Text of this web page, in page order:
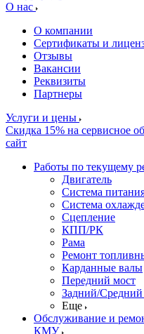
О нас
О компании
Сертификаты и
Отзывы
Вакансии
Реквизиты
Партнеры
Услуги и цены
Скидка 15% на сервисное
сайт
Работы по текущему
Двигатель
Система
Система
Сцепление
КПП/РК
Рама
Ремонт
Карданные валы
Передний мост
Задний/Средний
Еще
Обслуживание и
КМУ